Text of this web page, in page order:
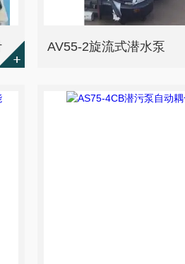
AV55-2旋流式潜水泵